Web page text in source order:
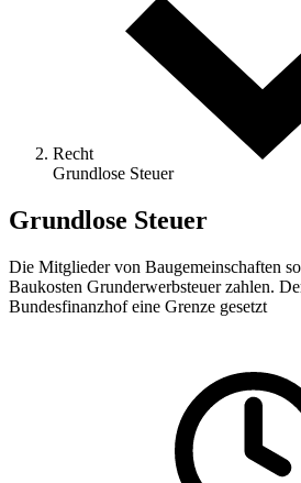
Recht
Grundlose Steuer
Grundlose Steuer
Die Mitglieder von Baugemeinschaften
Baukosten Grunderwerbsteuer zahlen.
Bundesfinanzhof eine Grenze gesetzt